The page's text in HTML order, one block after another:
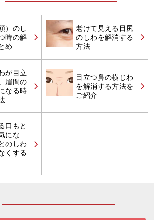
）のし
時の解
め
老けて見える目尻
のしわを解消する
方法
が目立
眉間の
なる時
目立つ鼻の横じわ
を解消する方法を
ご紹介
口もと
にな
のしわ
くする